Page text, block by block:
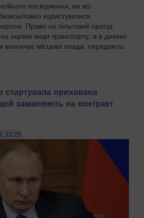
посвідчення, не всі
користуватися
Право на пільговий проїзд
окремі види транспорту, а в деяких
визначає місцева влада, передають
стартувала прихована
заманюють на контракт
15:25